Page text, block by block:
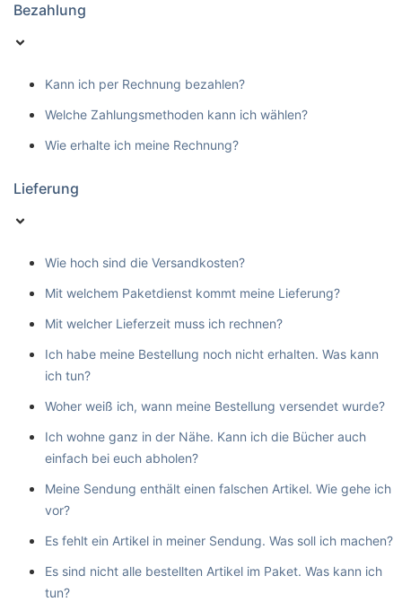
Bezahlung
Kann ich per Rechnung bezahlen?
Welche Zahlungsmethoden kann ich wählen?
Wie erhalte ich meine Rechnung?
Lieferung
Wie hoch sind die Versandkosten?
Mit welchem Paketdienst kommt meine Lieferung?
Mit welcher Lieferzeit muss ich rechnen?
Ich habe meine Bestellung noch nicht erhalten. Was kann
ich tun?
Woher weiß ich, wann meine Bestellung versendet wurde?
Ich wohne ganz in der Nähe. Kann ich die Bücher auch
einfach bei euch abholen?
Meine Sendung enthält einen falschen Artikel. Wie gehe ich
vor?
Es fehlt ein Artikel in meiner Sendung. Was soll ich machen?
Es sind nicht alle bestellten Artikel im Paket. Was kann ich
tun?